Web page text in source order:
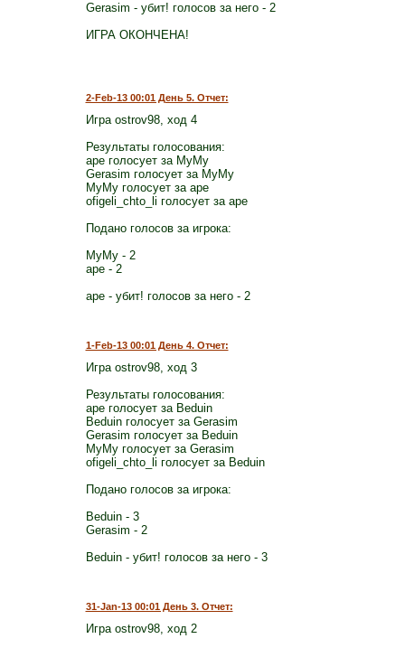
Gerasim - убит! голосов за него - 2
ИГРА ОКОНЧЕНА!
2-Feb-13 00:01 День 5. Отчет:
Игра ostrov98, ход 4
Результаты голосования:
ape голосует за MyMy
Gerasim голосует за MyMy
MyMy голосует за ape
ofigeli_chto_li голосует за ape
Подано голосов за игрока:
MyMy - 2
ape - 2
ape - убит! голосов за него - 2
1-Feb-13 00:01 День 4. Отчет:
Игра ostrov98, ход 3
Результаты голосования:
ape голосует за Beduin
Beduin голосует за Gerasim
Gerasim голосует за Beduin
MyMy голосует за Gerasim
ofigeli_chto_li голосует за Beduin
Подано голосов за игрока:
Beduin - 3
Gerasim - 2
Beduin - убит! голосов за него - 3
31-Jan-13 00:01 День 3. Отчет:
Игра ostrov98, ход 2